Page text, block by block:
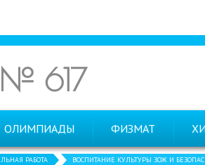
617
ОЛИМПИАДЫ ФИЗМАТ
РАБОТА ВОСПИТАНИЕ КУЛЬТУРЫ ЗОЖ И